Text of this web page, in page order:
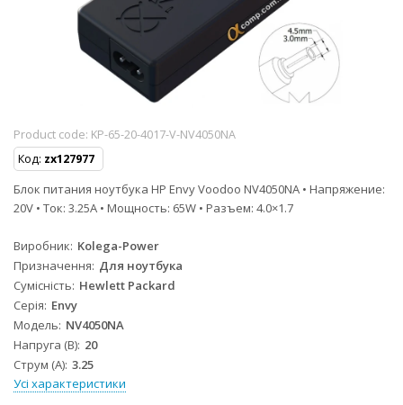
Product code: KP-65-20-4017-V-NV4050NA
Код: zx127977
Блок питания ноутбука HP Envy Voodoo NV4050NA • Напряжение:
20V • Ток: 3.25A • Мощность: 65W • Разъем: 4.0×1.7
Виробник Kolega-Power
Призначення Для ноутбука
Сумісність Hewlett Packard
Серія Envy
Модель NV4050NA
Напруга (В) 20
Струм (А) 3.25
Усі характеристики